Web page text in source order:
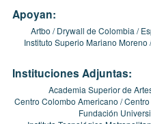
Apoyan:
Artbo Drywall de Colombia
Instituto Superio Mariano Moreno
Instituciones Adjuntas:
Academia Superior de
Centro Colombo Americano
Fundación